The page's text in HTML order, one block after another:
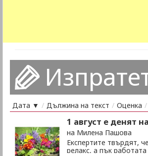
Дата ▼ / Дължина на текст / Оценка /
1 август е денят
на Милена Пашова
Експертите твърдят,
релакс, а пък